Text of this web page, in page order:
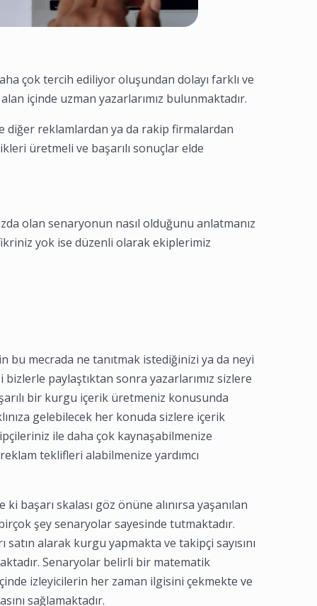
çok tercih ediliyor oluşundan dolayı farklı ve
içinde uzman yazarlarımız bulunmaktadır.
diğer reklamlardan ya da rakip firmalardan
üretmeli ve başarılı sonuçlar elde
olan senaryonun nasıl olduğunu anlatmanız
yok ise düzenli olarak ekiplerimiz
bu mecrada ne tanıtmak istediğinizi ya da neyi
paylaştıktan sonra yazarlarımız sizlere
bir kurgu içerik üretmeniz konusunda
gelebilecek her konuda sizlere içerik
ile daha çok kaynaşabilmenize
teklifleri alabilmenize yardımcı
başarı skalası göz önüne alınırsa yaşanılan
şey senaryolar sayesinde tutmaktadır.
alarak kurgu yapmakta ve takipçi sayısını
Senaryolar belirli bir matematik
izleyicilerin her zaman ilgisini çekmekte ve
sağlamaktadır.